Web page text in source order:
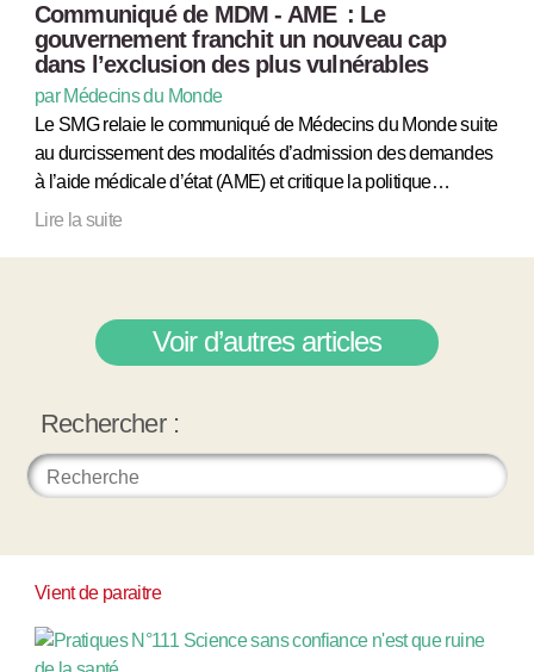
Communiqué de MDM - AME : Le
gouvernement franchit un nouveau cap
dans l’exclusion des plus vulnérables
par Médecins du Monde
Le SMG relaie le communiqué de Médecins du Monde suite
au durcissement des modalités d’admission des demandes
à l’aide médicale d’état (AME) et critique la politique…
Lire la suite
Voir d’autres articles
Rechercher :
Vient de paraitre